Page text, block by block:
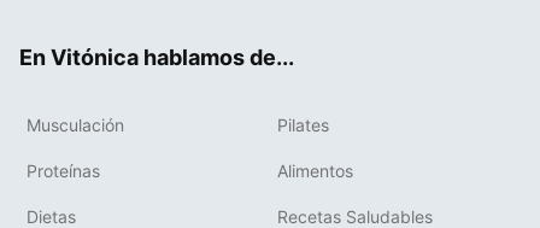
En Vitónica hablamos de...
Musculación Pilates
Proteínas Alimentos
Dietas Recetas Saludables